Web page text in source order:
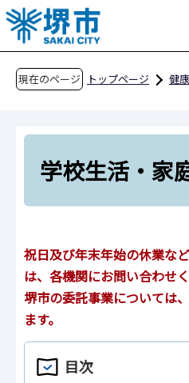
こ
の
ペ
現在のページ トップページ 健
相談機関一覧（悩み
こども・若者につい
学校生活・家庭教育
学校生活・家
祝日及び年末年始の休業な
は、各機関にお問い合わせく
堺市の委託事業については
ます。
目次